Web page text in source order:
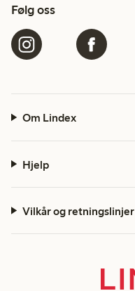
Følg oss
Om Lindex
Hjelp
Vilkår og retningslinjer